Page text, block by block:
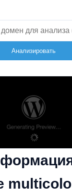
Анализировать